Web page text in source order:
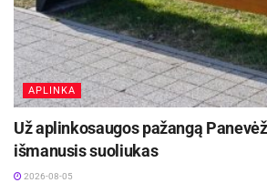
APLINKA
Už aplinkosaugos pažangą
išmanusis suoliukas
2026-08-05